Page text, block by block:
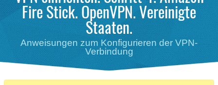
Fire Stick. OpenVPN. Vereinigte
Staaten.
Anweisungen zum Konfigurieren der VPN-
Verbindung